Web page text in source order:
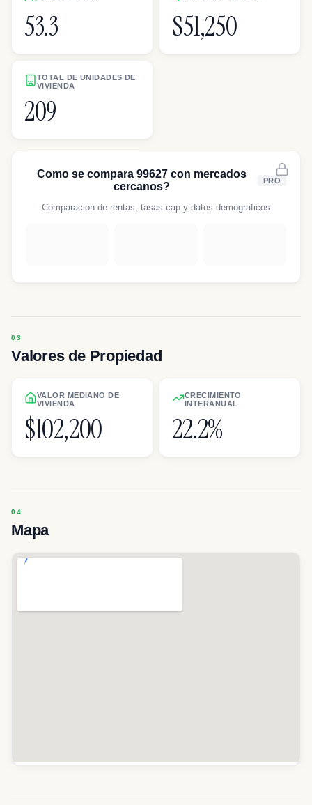
53.3 $51,250
TOTAL DE UNIDADES DE
VIVIENDA
209
Como se compara 99627 con mercados
cercanos?
PRO
Comparacion de rentas, tasas cap y datos demograficos
Valores de Propiedad
VALOR MEDIANO DE
VIVIENDA
$102,200
CRECIMIENTO
INTERANUAL
22.2%
Mapa